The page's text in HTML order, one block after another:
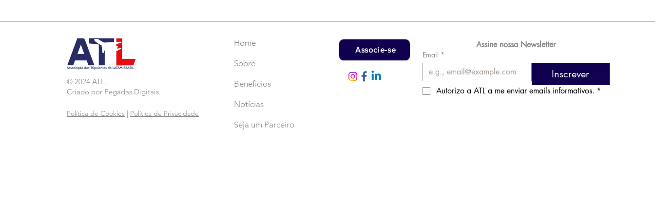
© 2024 ATL.
Criado por Pegadas Digitais.
Política de Cookies Política de Privacidade
Home
Sobre
Benefícios
Notícias
Seja um Parceiro
Associe-se
Assine nossa Newsletter
Email *
Inscrever
Autorizo a ATL a me enviar emails informativos. *